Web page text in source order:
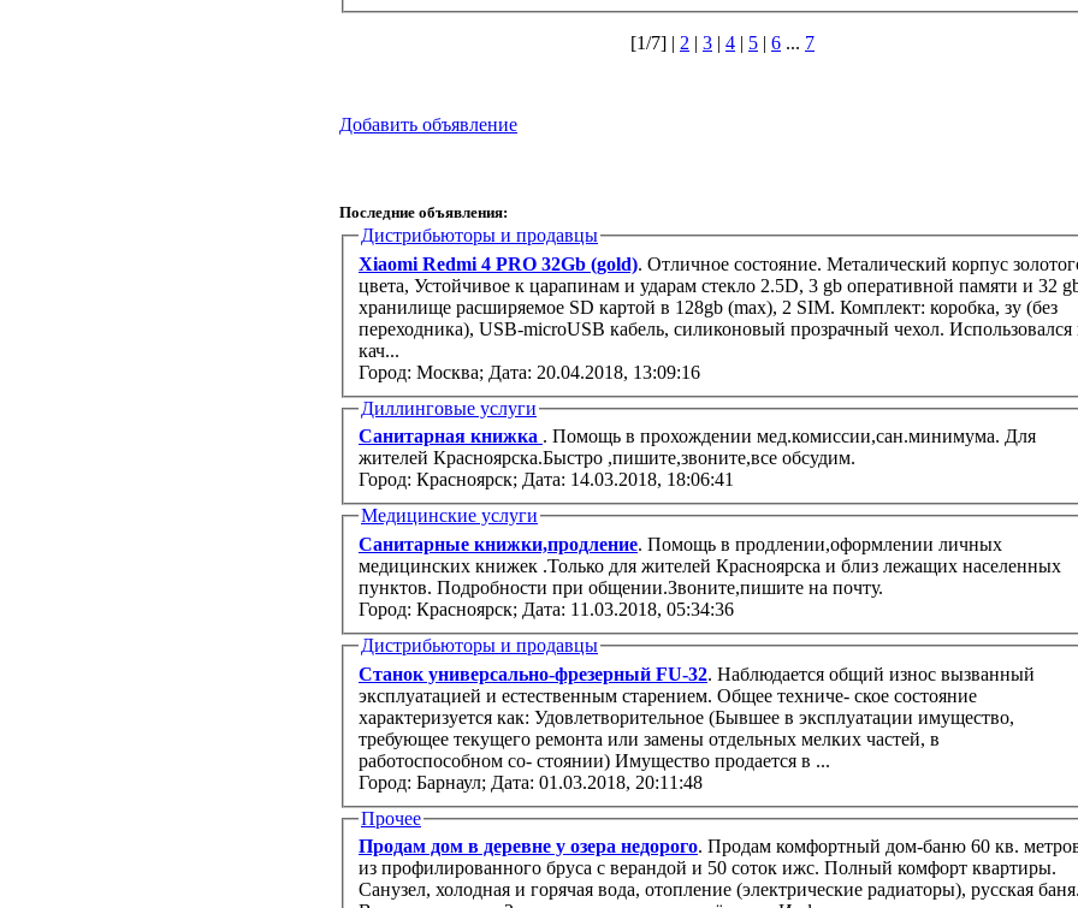
[1/7] | 2 | 3 | 4 | 5 | 6 ... 7
Добавить объявление
Последние объявления:
Дистрибьюторы и продавцы
Xiaomi Redmi 4 PRO 32Gb (gold). Отличное состояние. Металический корпус
цвета, Устойчивое к царапинам и ударам стекло 2.5D, 3 gb оперативной памяти и 32
хранилище расширяемое SD картой в 128gb (max), 2 SIM. Комплект: коробка, зу (без
переходника), USB-microUSB кабель, силиконовый прозрачный чехол. Использовался
кач...
Город: Москва; Дата: 20.04.2018, 13:09:16
Диллинговые услуги
Санитарная книжка . Помощь в прохождении мед.комиссии,сан.минимума. Для
жителей Красноярска.Быстро ,пишите,звоните,все обсудим.
Город: Красноярск; Дата: 14.03.2018, 18:06:41
Медицинские услуги
Санитарные книжки,продление. Помощь в продлении,оформлении личных
медицинских книжек .Только для жителей Красноярска и близ лежащих населенных
пунктов. Подробности при общении.Звоните,пишите на почту.
Город: Красноярск; Дата: 11.03.2018, 05:34:36
Дистрибьюторы и продавцы
Станок универсально-фрезерный FU-32. Наблюдается общий износ вызванный
эксплуатацией и естественным старением. Общее техниче- ское состояние
характеризуется как: Удовлетворительное (Бывшее в эксплуатации имущество,
требующее текущего ремонта или замены отдельных мелких частей, в
работоспособном со- стоянии) Имущество продается в ...
Город: Барнаул; Дата: 01.03.2018, 20:11:48
Прочее
Продам дом в деревне у озера недорого. Продам комфортный дом-баню 60 кв.
из профилированного бруса с верандой и 50 соток ижс. Полный комфорт квартиры.
Санузел, холодная и горячая вода, отопление (электрические радиаторы), русская баня.